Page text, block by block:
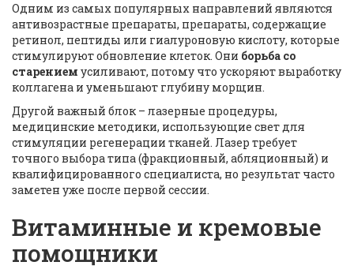
Одним из самых популярных направлений являются
антивозрастные препараты, препараты, содержащие
ретинол, пептиды или гиалуроновую кислоту, которые
стимулируют обновление клеток. Они борьба со
старением усиливают, потому что ускоряют выработку
коллагена и уменьшают глубину морщин.
Другой важный блок – лазерные процедуры,
медицинские методики, использующие свет для
стимуляции регенерации тканей. Лазер требует
точного выбора типа (фракционный, абляционный) и
квалифицированного специалиста, но результат часто
заметен уже после первой сессии.
Витаминные и кремовые
помощники